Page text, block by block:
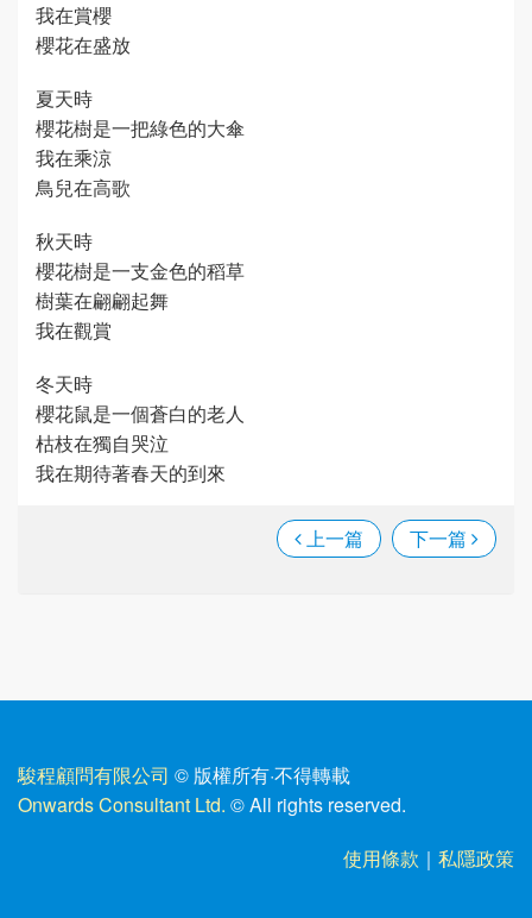
我在賞櫻
櫻花在盛放
夏天時
櫻花樹是一把綠色的大傘
我在乘涼
鳥兒在高歌
秋天時
櫻花樹是一支金色的稻草
樹葉在翩翩起舞
我在觀賞
冬天時
櫻花鼠是一個蒼白的老人
枯枝在獨自哭泣
我在期待著春天的到來
上一篇 下一篇
駿程顧問有限公司 © 版權所有·不得轉載
Onwards Consultant Ltd. © All rights reserved.
使用條款 ｜ 私隱政策